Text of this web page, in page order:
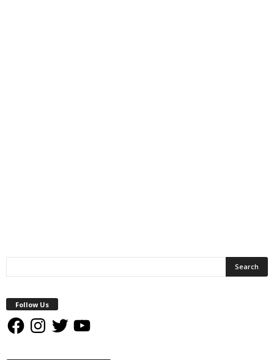
Follow Us
FacebookInstagram
Twitter YouTube